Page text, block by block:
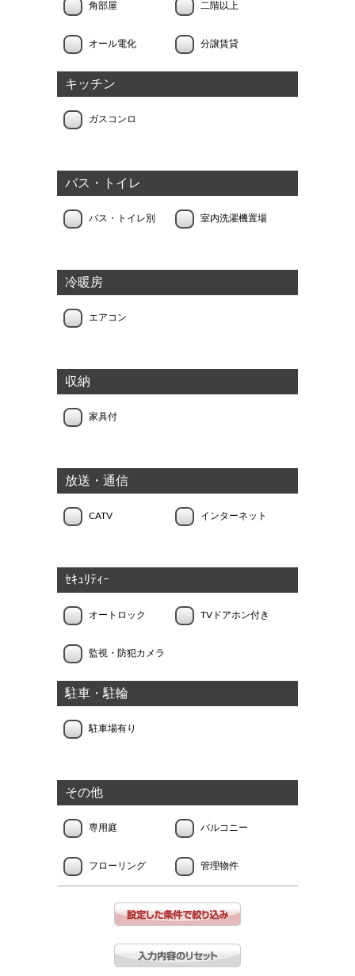
角部屋 二階以上
オール電化 分譲賃貸
キッチン
ガスコンロ
バス・トイレ
バス・トイレ別 室内洗濯機置場
冷暖房
エアコン
収納
家具付
放送・通信
CATV インターネット
ｾｷｭﾘﾃｨｰ
オートロック TVドアホン付き
監視・防犯カメラ
駐車・駐輪
駐車場有り
その他
専用庭 バルコニー
フローリング 管理物件